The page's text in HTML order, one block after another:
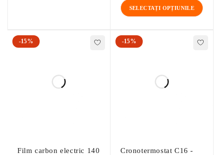
apasand butonul intrerupator de alimentare.
Acest termostat poate fi instalat intr-o singura cutie de fixare
cu adancime de 50 mm, conform formatelor standard DIN.
Max. Sarcina: 16 A (sarcina rezistiva)
SELECTAȚI OPȚIUNILE
-15%
Film carbon electric 140
-15%
Cronotermostat C16 -